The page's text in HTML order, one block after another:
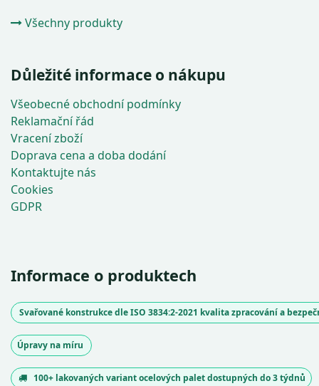
Všechny produkty
Důležité informace o nákupu
Všeobecné obchodní podmínky
Reklamační řád
Vracení zboží
Doprava cena a doba dodání
Kontaktujte nás
Cookies
GDPR
Informace o produktech
Svařované konstrukce dle ISO 3834:2-2021 kvalita zpracování a
Úpravy na míru
100+ lakovaných variant ocelových palet dostupných do 3 týdnů